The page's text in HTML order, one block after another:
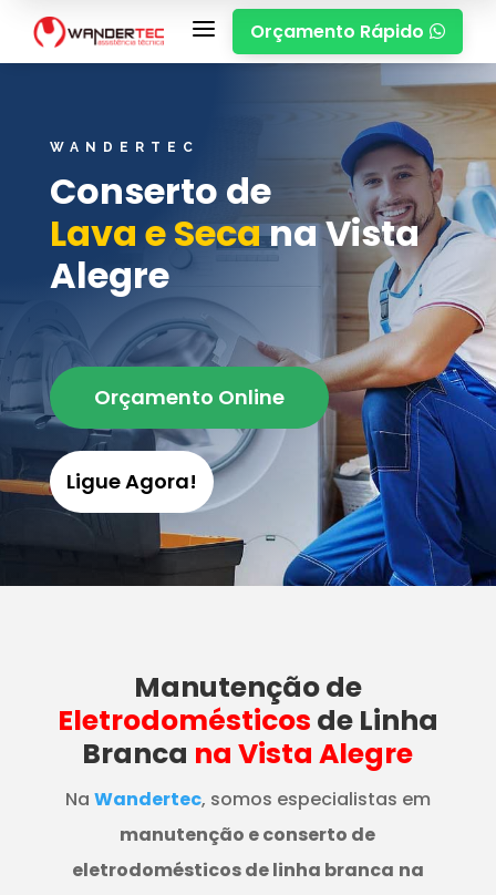
a Orçamento Rápido 
WANDERTEC
Conserto de
Lava e Secana Vista
Alegre
Orçamento Online
Ligue Agora!
Manutençãode
Eletrodomésticos de Linha
Branca na Vista Alegre
Na Wandertec, somos especialistas em
manutenção e conserto de
eletrodomésticos de linha branca na